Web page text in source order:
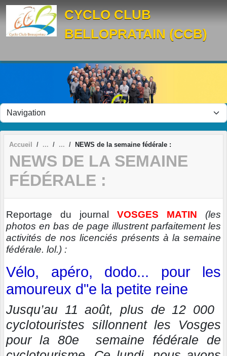
CYCLO CLUB
BELLOPRATAIN (CCB)
Accueil NEWS de la semaine fédérale :
NEWS DE LA SEMAINE
FÉDÉRALE :
Reportage du journal VOSGES MATIN
(les
photos en bas de page illustrent parfaitement les
activités de nos licenciés présents à la semaine
fédérale. lol.) :
Vélo, apéro, dodo... pour les
amoureux d"e la petite reine
Jusqu’au 11 août, plus de 12 000
cyclotouristes sillonnent les Vosges
pour la 80e semaine fédérale de
Panneau de gestion des cookies